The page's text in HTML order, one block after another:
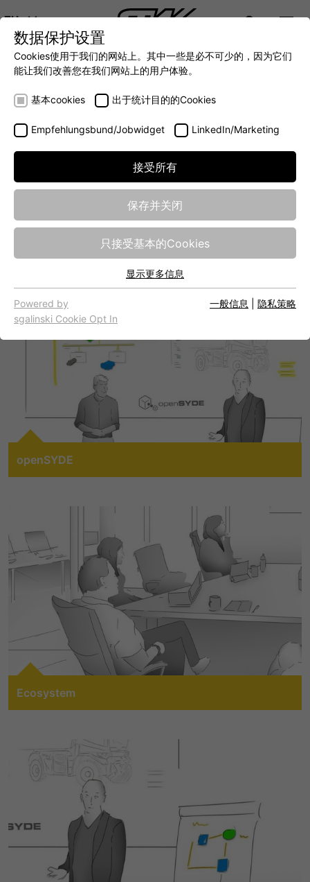
ZH
DEUTSCH (DE)
DIGITALIZATION- 全面连接移动机械世界
AUTOMATION- 全力提升移动机械效率
INTEGRATION- SUPPORTING WITH
INTEGRATION
openSYDE
openSYDE is a software suite developed by STW
decentralized control systems. openSYDE saves time
and cost in the implementation, set to work,
maintenance and analysis of control systems for mobile
machines. It provides a central common repository for
system design and development data.
Zu openSYDE
Ecosystem
The STW ecosystem is characterized by the
of our technology partners. All components of our
modular system are optimally matched to one another
ensuring maximum compatibility. This consistency
throughout the portfolio enables the products to be
easily integrated into decentralized and third-party
systems.
Zu Ecosystem
数据保护设置
Cookies使用于我们的网站上。其中一些是必不可少的，因为它们
能让我们改善您在我们网站上的用户体验。
基本cookies 出于统计目的的Cookies
Empfehlungsbund/Jobwidget LinkedIn/Marketing
接受所有
保存并关闭
只接受基本的Cookies
网站的基本功能需要基本cookies，以确保网站正常运行。
名字 cookie_optin
TYPO3
一年
目的 该cookie的设置是存储您的cookie提示设置
出于统计目的的Cookies
这些cookies用于确定访问和访问我们的网站。这为我们提供了
一些信息，说明我们网站的哪些区域受欢迎，哪些区域没有那
么频繁地受访问。基于从中获取的知识，我们可以进一步优化
我们的网站。当然，记录信息是匿名处理的。
名字
目的
注册一个唯一的ID，用于生成访问者如何使
用网站的统计数据。
_gat
提供者 谷歌
寿命 一天
目的
度，并将数据收集限制在流量较高的网站
名字 _gid
谷歌
寿命 一天
注册一个唯一的ID，用于生成访问者如何使
用网站的统计数据。
Diese Cookies werden benötigt, um Stellenanzeigen des
Empfehlungsbundes direkt auf unserer Website
anzuzeigen. Ohne diese Einbindung können die
Jobangebote nicht dargestellt werden.
_bms_session
提供者 Empfehlungsbund
1 Jahr
目的
Wird von Empfehlungsbund.de gesetzt,
显示cookie信息
LinkedIn/Marketing
Das LinkedIn Insight Tag wird verwendet, um Besuche und
Aktionen auf unserer Website nachzuverfolgen. Die Daten
helfen uns, die Wirksamkeit von Werbekampagnen zu
anzuzeigen.
提供者 LinkedIn
6 Monate
目的
Speichert die Zustimmung der Besucher
zur Verwendung von Cookies für nicht
wesentliche Zwecke.
显示更多信息
Powered by
sgalinski Cookie Opt In
一般信息 隐私策略